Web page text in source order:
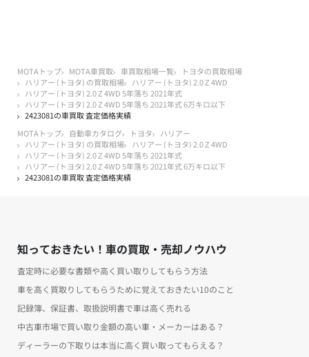
MOTAトップ MOTA車買取 車買取相場一覧
トヨタの買取相場
ハリアー (トヨタ) の買取相場
ハリアー (トヨタ) 2.0 Z 4WD
ハリアー (トヨタ) 2.0 Z 4WD 5年落ち 2021年式
ハリアー (トヨタ) 2.0 Z 4WD 5年落ち 2021年式 6万キロ以下
2423081の車買取 査定価格実績
MOTAトップ
自動車カタログ トヨタ
ハリアー
ハリアー (トヨタ) の買取相場
ハリアー (トヨタ) 2.0 Z 4WD
ハリアー (トヨタ) 2.0 Z 4WD 5年落ち 2021年式
ハリアー (トヨタ) 2.0 Z 4WD 5年落ち 2021年式 6万キロ以下
2423081の車買取 査定価格実績
知っておきたい！車の買取・売却ノウハウ
査定時に必要な書類や高く買い取りしてもらう方法
車を高く買取りしてもらうために覚えておきたい10のこと
記録簿、保証書、取扱説明書で車は高く売れる
中古車市場で買い取り金額の高い車・メーカーはある？
ディーラーの下取りは本当に高く買い取ってもらえる？